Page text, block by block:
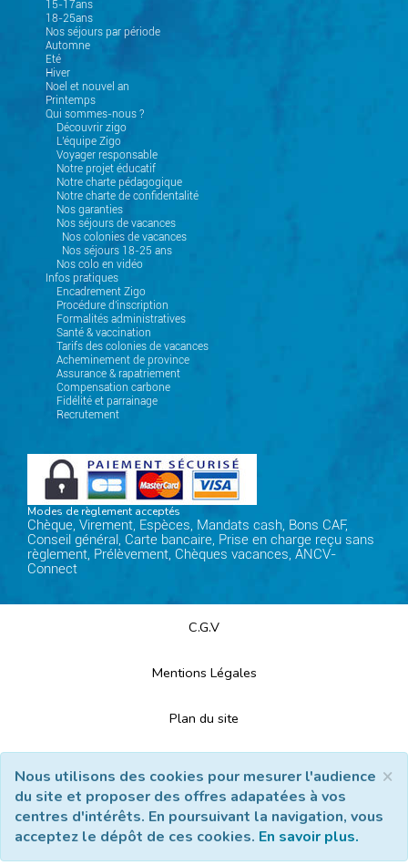
15-17ans
18-25ans
Nos séjours par période
Automne
Eté
Hiver
Noel et nouvel an
Printemps
Qui sommes-nous ?
Découvrir zigo
L'équipe Zigo
Voyager responsable
Notre projet éducatif
Notre charte pédagogique
Notre charte de confidentalité
Nos garanties
Nos séjours de vacances
Nos colonies de vacances
Nos séjours 18-25 ans
Nos colo en vidéo
Infos pratiques
Encadrement Zigo
Procédure d'inscription
Formalités administratives
Santé & vaccination
Tarifs des colonies de vacances
Acheminement de province
Assurance & rapatriement
Compensation carbone
Fidélité et parrainage
Recrutement
Modes de règlement acceptés
Chèque, Virement, Espèces, Mandats cash, Bons CAF,
Conseil général, Carte bancaire, Prise en charge reçu sans
règlement, Prélèvement, Chèques vacances, ANCV-
Connect
C.G.V
Mentions Légales
Plan du site
Nous contacter
Réalisation Cubiq- SolutionVackélys
×
Nous utilisons des cookies pour mesurer l'audience
du site et proposer des offres adapatées à vos
centres d'intérêts. En poursuivant la navigation, vous
acceptez le dépôt de ces cookies. En savoir plus.